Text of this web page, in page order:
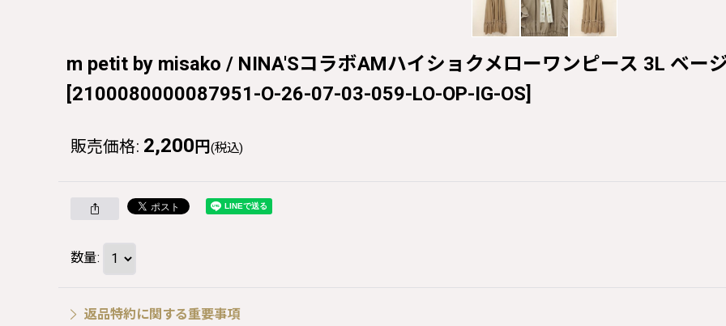
m petit by misako / NINA'SコラボAMハイショクメローワンピース 3L ベー
[2100080000087951-O-26-07-03-059-LO-OP-IG-OS]
販売価格: 2,200 円 (税込)
数量:
返品特約に関する重要事項